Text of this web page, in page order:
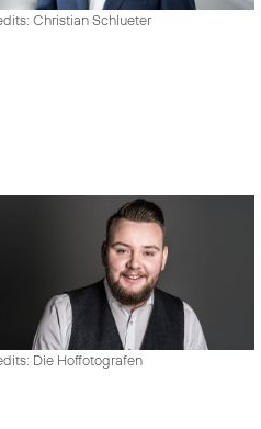
Christian Schlueter
Die Hoffotografen